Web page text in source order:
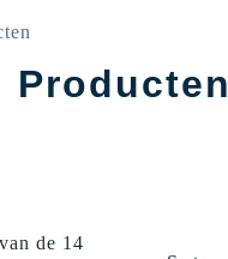
Producten
de 14